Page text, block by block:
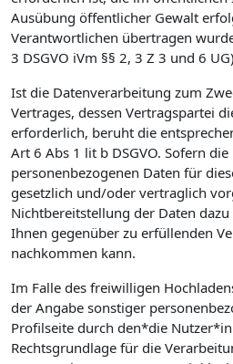
Ausübung öffentlicher Gewalt
Verantwortlichen übertragen
3 DSGVO iVm §§ 2, 3 Z 3 und 6
Ist die Datenverarbeitung zum
Vertrages, dessen Vertragspartei
erforderlich, beruht die
Art 6 Abs 1 lit b DSGVO. Sofern
personenbezogenen Daten für
gesetzlich und/oder vertraglich
Nichtbereitstellung der Daten dazu
Ihnen gegenüber zu erfüllenden
nachkommen kann.
Im Falle des freiwilligen
der Angabe sonstiger
Profilseite durch den*die
Rechtsgrundlage für die